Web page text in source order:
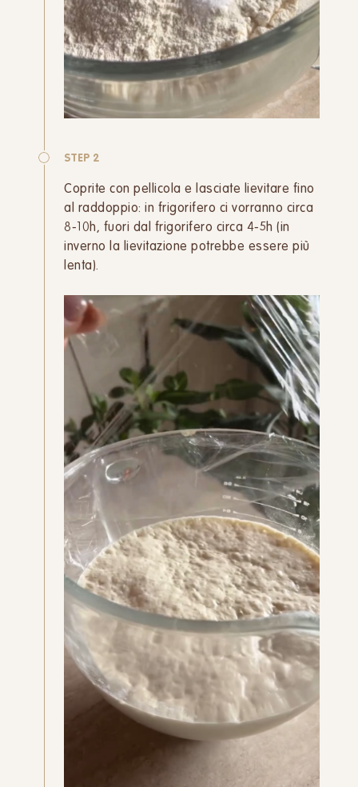
STEP 2
Coprite con pellicola e lasciate lievitare fino
al raddoppio: in frigorifero ci vorranno circa
8-10h, fuori dal frigorifero circa 4-5h (in
inverno la lievitazione potrebbe essere più
lenta).